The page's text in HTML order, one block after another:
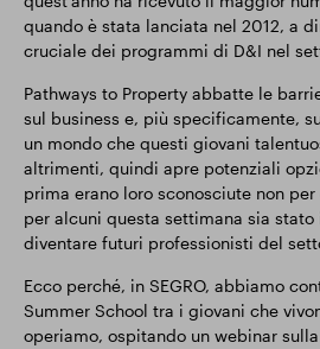
quando è stata lanciata nel 2012, a
cruciale dei programmi di D&I nel
Pathways to Property abbatte le
sul business e, più specificamente,
un mondo che questi giovani
altrimenti, quindi apre potenziali
prima erano loro sconosciute non
per alcuni questa settimana sia
diventare futuri professionisti del
Ecco perché, in SEGRO, abbiamo
Summer School tra i giovani che
operiamo, ospitando un webinar